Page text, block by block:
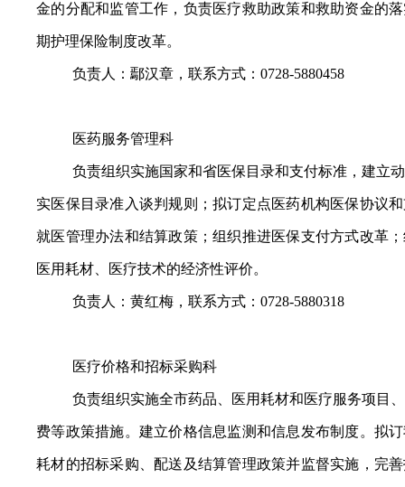
金的分配和监管工作，负责医疗救助政策和救助资金的
期护理保险制度改革。
负责人：鄢汉章，联系方式：0728-5880458
医药服务管理科
负责组织实施国家和省医保目录和支付标准，建立
实医保目录准入谈判规则；拟订定点医药机构医保协议
就医管理办法和结算政策；组织推进医保支付方式改革
医用耗材、医疗技术的经济性评价。
负责人：黄红梅，联系方式：0728-5880318
医疗价格和招标采购科
负责组织实施全市药品、医用耗材和医疗服务项目
费等政策措施。建立价格信息监测和信息发布制度。拟
耗材的招标采购、配送及结算管理政策并监督实施，完